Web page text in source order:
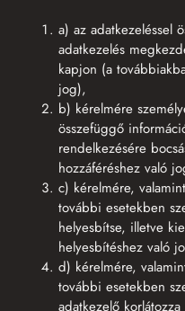
a) az adatkezeléssel
adatkezelés
kapjon (a
jog),
b) kérelmére
összefüggő
rendelkezésére
hozzáféréshez való
c) kérelmére,
további esetekben
helyesbítse, illetve
helyesbítéshez való
d) kérelmére,
további esetekben
adatkezelő